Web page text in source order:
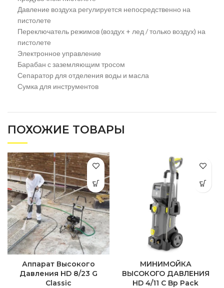
Давление воздуха регулируется непосредственно на
пистолете
Переключатель режимов (воздух + лед / только воздух) на
пистолете
Электронное управление
Барабан с заземляющим тросом
Сепаратор для отделения воды и масла
Сумка для инструментов
ПОХОЖИЕ ТОВАРЫ
Аппарат Высокого
Давления HD 8/23 G
Classic
МИНИМОЙКА
ВЫСОКОГО ДАВЛЕНИЯ
HD 4/11 C Bp Pack